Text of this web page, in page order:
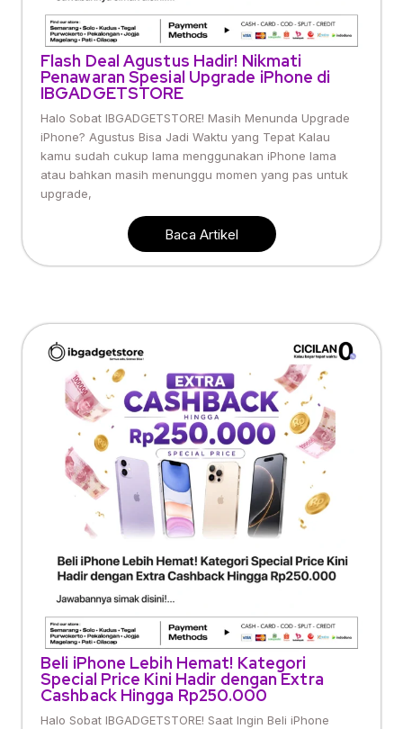
Flash Deal Agustus Hadir! Nikmati
Penawaran Spesial Upgrade iPhone di
IBGADGETSTORE
Halo Sobat IBGADGETSTORE! Masih Menunda Upgrade
iPhone? Agustus Bisa Jadi Waktu yang Tepat Kalau
kamu sudah cukup lama menggunakan iPhone lama
atau bahkan masih menunggu momen yang pas untuk
upgrade,
Baca Artikel
Beli iPhone Lebih Hemat! Kategori
Special Price Kini Hadir dengan Extra
Cashback Hingga Rp250.000
Halo Sobat IBGADGETSTORE! Saat Ingin Beli iPhone